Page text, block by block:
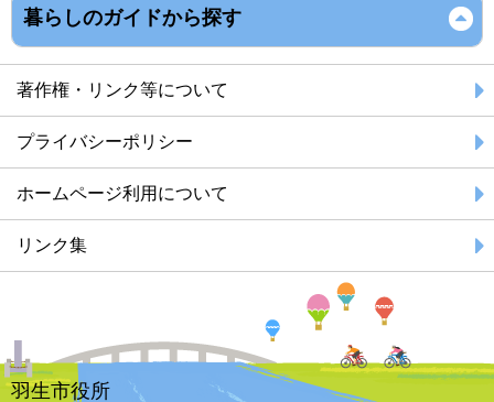
暮らしのガイドから探す
著作権・リンク等について
プライバシーポリシー
ホームページ利用について
リンク集
羽生市役所